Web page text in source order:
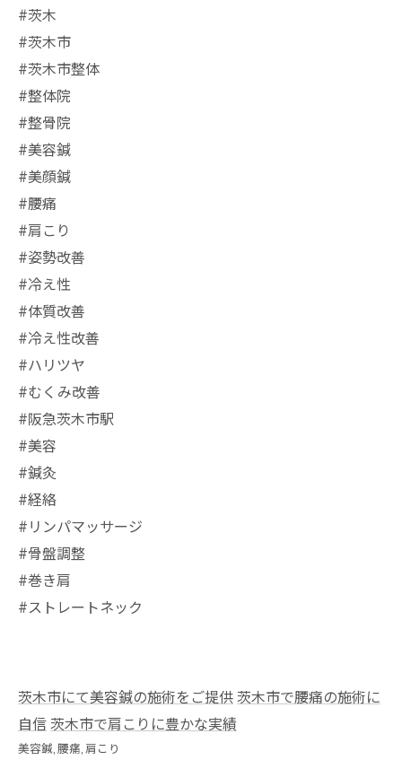
#茨木
#茨木市
#茨木市整体
#整体院
#整骨院
#美容鍼
#美顔鍼
#腰痛
#肩こり
#姿勢改善
#冷え性
#体質改善
#冷え性改善
#ハリツヤ
#むくみ改善
#阪急茨木市駅
⁡#美容
#鍼灸
#経絡
#リンパマッサージ
#骨盤調整
#巻き肩
#ストレートネック
茨木市にて美容鍼の施術をご提供茨木市で腰痛の施術に
自信茨木市で肩こりに豊かな実績
美容鍼 腰痛 肩こり